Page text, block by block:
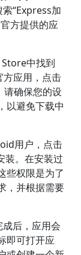
“Express加
方提供的应
中找到
方应用，点击
请确保您的设
以避免下载中
用户，点击
装。在安装过
些权限是为了
，并根据需要
后，应用会
即可打开应